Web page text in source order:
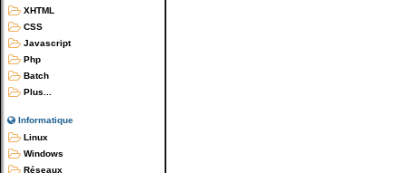
XHTML
CSS
Javascript
Php
Batch
Plus...
Informatique
Linux
Windows
Réseaux